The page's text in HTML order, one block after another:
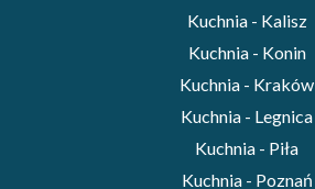
Kuchnia - Kalisz
Kuchnia - Konin
Kuchnia - Kraków
Kuchnia - Legnica
Kuchnia - Piła
Kuchnia - Poznań